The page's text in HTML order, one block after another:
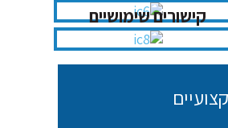
קישורים שימושיים